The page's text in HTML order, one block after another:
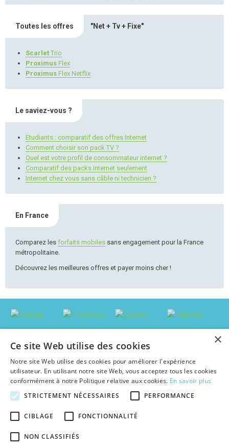
Toutes les offres "Net + Tv + Fixe"
Scarlet Trio
Proximus Flex
Proximus Flex Netflix
Le saviez-vous ?
Etudiants : comparatif des offres Internet
Comment choisir son pack TV ?
Quel est votre profil de consommateur internet ?
Comparatif des packs internet seulement
Internet chez vous sans câble ni technicien ?
En France
Comparez les forfaits mobiles sans engagement pour la France
métropolitaine.
Découvrez les meilleures offres et payer moins cher !
Belgique, au meilleur prix c'est facile !
abonnement-tv-internet.be est une publication indépendante de tout
×
Ce site Web utilise des cookies
Notre site Web utilise des cookies pour améliorer l'expérience
utilisateur. En utilisant notre site Web, vous acceptez tous les cookies
conformément à notre Politique relative aux cookies. En savoir plus
STRICTEMENT NÉCESSAIRES
PERFORMANCE
CIBLAGE FONCTIONNALITÉ
NON CLASSIFIÉS